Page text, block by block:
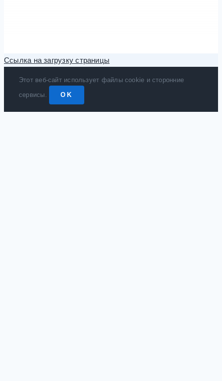
Ссылка на загрузку страницы
Этот веб-сайт использует файлы cookie и сторонние
сервисы.
OK